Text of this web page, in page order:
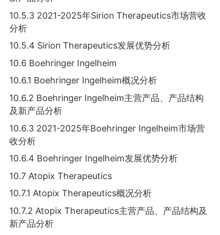
10.5.3 2021-2025年Sirion Therapeutics市场营收
分析
10.5.4 Sirion Therapeutics发展优势分析
10.6 Boehringer Ingelheim
10.6.1 Boehringer Ingelheim概况分析
10.6.2 Boehringer Ingelheim主营产品、产品结构
及新产品分析
10.6.3 2021-2025年Boehringer Ingelheim市场营
收分析
10.6.4 Boehringer Ingelheim发展优势分析
10.7 Atopix Therapeutics
10.7.1 Atopix Therapeutics概况分析
10.7.2 Atopix Therapeutics主营产品、产品结构及
新产品分析